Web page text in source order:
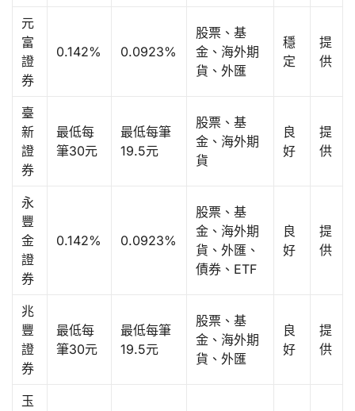
元
富
證
券
0.142% 0.0923%
股票、基
金、海外期
貨、外匯
穩
定
提
供
臺
新
證
券
最低每
筆30元
最低每筆
19.5元
股票、基
金、海外期
貨
良
好
提
供
永
豐
金
證
券
0.142% 0.0923%
股票、基
金、海外期
貨、外匯、
債券、ETF
良
好
提
供
兆
豐
證
券
最低每
筆30元
最低每筆
19.5元
股票、基
金、海外期
貨、外匯
良
好
提
供
玉